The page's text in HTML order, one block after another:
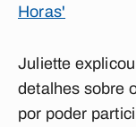
Horas'
Juliette
detalhes sobre
por poder